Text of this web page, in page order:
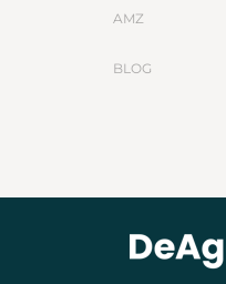
AMZ
BLOG